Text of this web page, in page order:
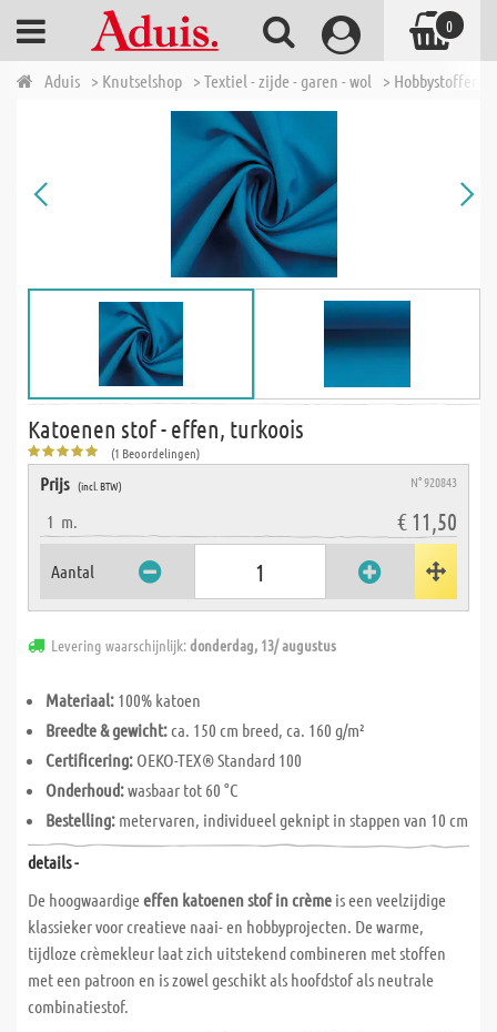
Aduis > Knutselshop > Textiel - zijde - garen - wol > Hobbystoffen
Katoenen stof - effen, turkoois
(1 Beoordelingen)
Prijs (incl. BTW) N° 920843
1 m. € 11,50
Aantal
Levering waarschijnlijk:donderdag, 13/ augustus
Materiaal: 100% katoen
Breedte & gewicht:ca. 150 cm breed, ca. 160 g/m²
Certificering: OEKO-TEX® Standard 100
Onderhoud:wasbaar tot 60 °C
Bestelling: metervaren, individueel geknipt in stappen van 10 cm
details -
De hoogwaardigeeffen katoenen stof in crème is een veelzijdige
klassieker voor creatieve naai- en hobbyprojecten. De warme,
tijdloze crèmekleur laat zich uitstekend combineren met stoffen
met een patroon en is zowel geschikt als hoofdstof als neutrale
combinatiestof.
0